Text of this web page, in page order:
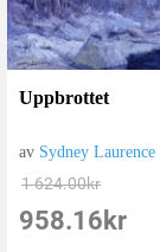
Uppbrottet
av Sydney Laurence
1 624.00kr
958.16 kr